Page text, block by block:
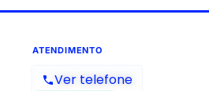
ATENDIMENTO
Ver telefone